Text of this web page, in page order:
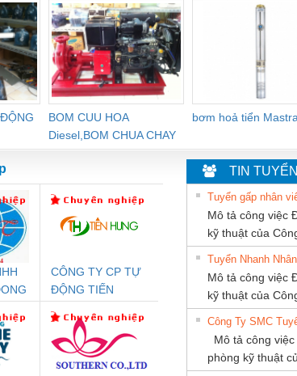
BOM CUU HOA
Diesel,BOM CHUA CHAY
bơm hoả tiển Mastra
B
Bộ Lặp Tín Hiệu
PROFIBUS Phoenix
Contact PSI-REP-
PROFIBUS/12MB -
2708863
Rơ Le An Toàn
Phoenix Contact
2986960 – PSR-
SCP-
24DC/FSP/2X1/1X2
Bộ
1K5
CÔNG TY CP TỰ
ĐỘNG TIẾN
CÔNG TY CỔ
PHẦN TỰ ĐỘNG
TIẾN HƯNG
TIN TUYỂN
Mô tả công việc
kỹ thuật của
Tuyển Nhanh
Mô tả công việc
kỹ thuật của
Mô tả công
phòng kỹ thuật